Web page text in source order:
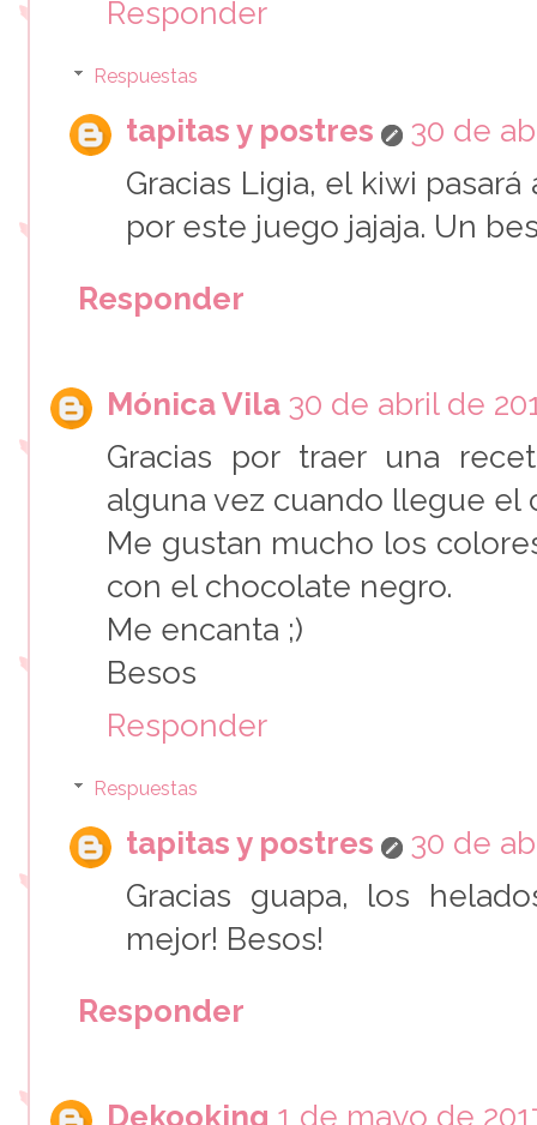
Responder
Respuestas
tapitas y postres
30 de
Gracias Ligia, el kiwi
por este juego jajaja. Un
Responder
Mónica Vila 30 de abril de
Gracias por traer una
alguna vez cuando llegue el
Me gustan mucho los
con el chocolate negro.
Me encanta ;)
Besos
Responder
Respuestas
tapitas y postres
30 de
Gracias guapa, los
mejor! Besos!
Responder
Dekooking 1 de mayo de